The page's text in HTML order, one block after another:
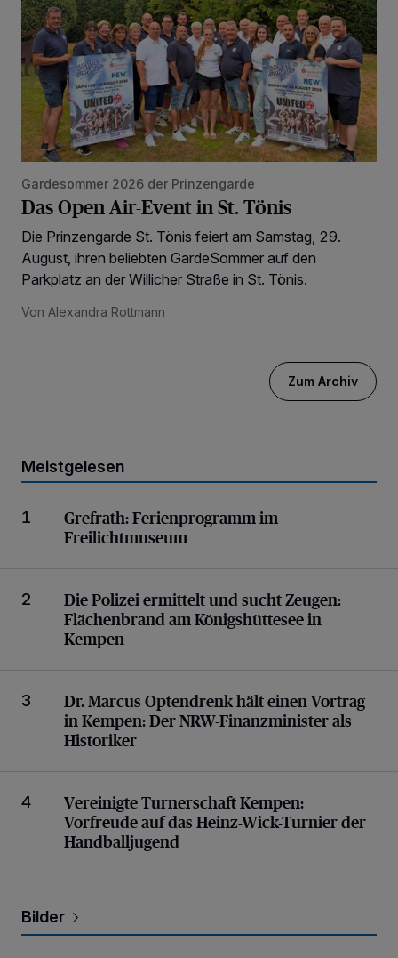
Gardesommer 2026 der Prinzengarde
Das Open Air-Event in St. Tönis
Die Prinzengarde St. Tönis feiert am Samstag, 29.
August, ihren beliebten GardeSommer auf den
Parkplatz an der Willicher Straße in St. Tönis.
Von Alexandra Rottmann
Zum Archiv
Meistgelesen
1
Ferienprogramm im Freilichtmuseum
Grefrath:Ferienprogramm im
Freilichtmuseum
2
Flächenbrand am Königshüttesee in Kempen
Die Polizei ermittelt und sucht Zeugen:
Flächenbrand am Königshüttesee in
Kempen
3
Der NRW-Finanzminister als Historiker
Dr. Marcus Optendrenk hält einen Vortrag
in Kempen:Der NRW-Finanzminister als
Historiker
4
Vorfreude auf das Heinz-Wick-Turnier der
Vereinigte Turnerschaft Kempen:
Vorfreude auf das Heinz-Wick-Turnier der
Handballjugend
Bilder